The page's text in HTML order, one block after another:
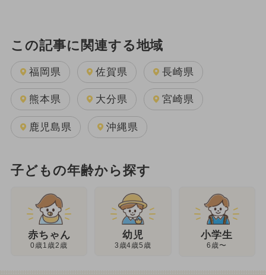
この記事に関連する地域
福岡県 佐賀県 長崎県
熊本県 大分県 宮崎県
鹿児島県 沖縄県
子どもの年齢から探す
赤ちゃん
0歳1歳2歳
幼児
3歳4歳5歳
小学生
6歳〜